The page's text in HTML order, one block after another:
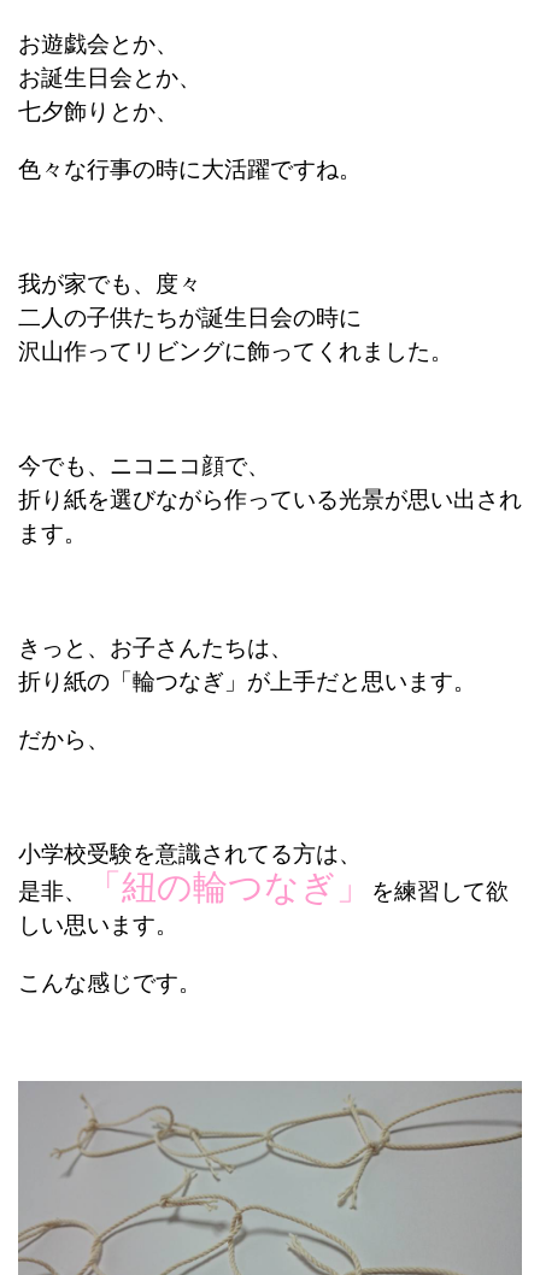
お遊戯会とか、
お誕生日会とか、
七夕飾りとか、
色々な行事の時に大活躍ですね。
我が家でも、度々
二人の子供たちが誕生日会の時に
沢山作ってリビングに飾ってくれました。
今でも、ニコニコ顔で、
折り紙を選びながら作っている光景が思い出され
ます。
きっと、お子さんたちは、
折り紙の「輪つなぎ」が上手だと思います。
だから、
小学校受験を意識されてる方は、
是非、
「紐の輪つなぎ」
を練習して欲
しい思います。
こんな感じです。